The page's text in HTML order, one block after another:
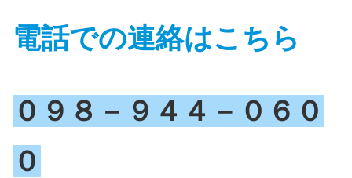
電話での連絡はこちら
０９８－９４４－０６０
０